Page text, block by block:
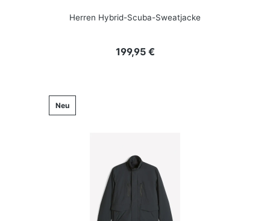
Herren Hybrid-Scuba-Sweatjacke
Regulärer Preis:
199,95 €
Neu